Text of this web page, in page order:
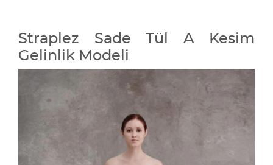
Straplez Sade Tül A Kesim
Gelinlik Modeli